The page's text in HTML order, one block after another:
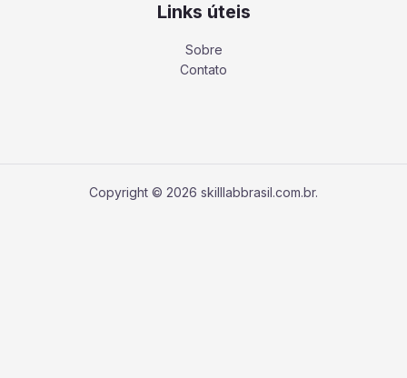
Links úteis
Sobre
Contato
Copyright © 2026 skilllabbrasil.com.br.